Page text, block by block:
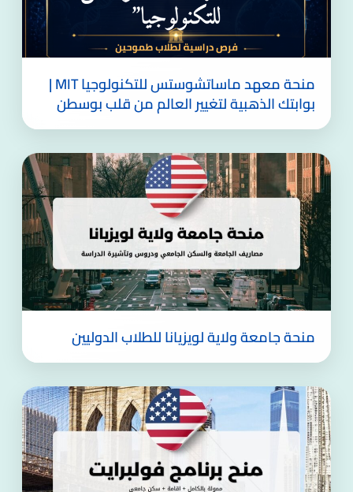
منحة معهد ماساتشوستس للتكنولوجيا MIT |
بوابتك الذهبية لتغيير العالم من قلب بوسطن
منحة جامعة ولاية لويزيانا للطلاب الدوليين